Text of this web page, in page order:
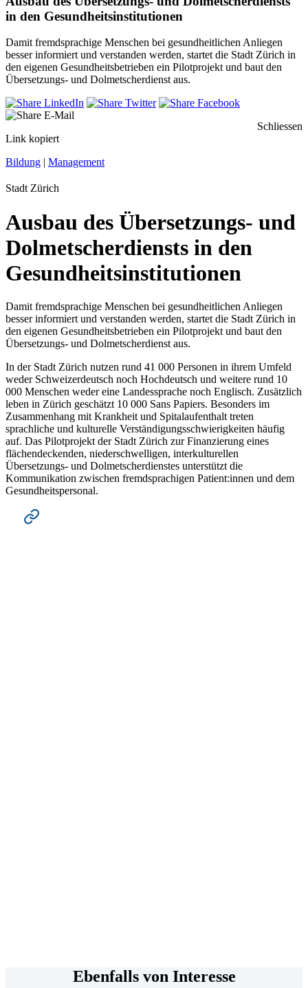
in den Gesundheitsinstitutionen
Damit fremdsprachige Menschen bei gesundheitlichen Anliegen
besser informiert und verstanden werden, startet die Stadt Zürich in
den eigenen Gesundheitsbetrieben ein Pilotprojekt und baut den
Übersetzungs- und Dolmetscherdienst aus.
Link kopiert
Schliessen
Bildung | Management
Stadt Zürich
Ausbau des Übersetzungs- und
Dolmetscherdiensts in den
Gesundheitsinstitutionen
Damit fremdsprachige Menschen bei gesundheitlichen Anliegen
besser informiert und verstanden werden, startet die Stadt Zürich in
den eigenen Gesundheitsbetrieben ein Pilotprojekt und baut den
Übersetzungs- und Dolmetscherdienst aus.
In der Stadt Zürich nutzen rund 41 000 Personen in ihrem Umfeld
weder Schweizerdeutsch noch Hochdeutsch und weitere rund 10
000 Menschen weder eine Landessprache noch Englisch. Zusätzlich
leben in Zürich geschätzt 10 000 Sans Papiers. Besonders im
Zusammenhang mit Krankheit und Spitalaufenthalt treten
sprachliche und kulturelle Verständigungsschwierigkeiten häufig
auf. Das Pilotprojekt der Stadt Zürich zur Finanzierung eines
flächendeckenden, niederschwelligen, interkulturellen
Übersetzungs- und Dolmetscherdienstes unterstützt die
Kommunikation zwischen fremdsprachigen Patient:innen und dem
Gesundheitspersonal.
Ebenfalls von Interesse